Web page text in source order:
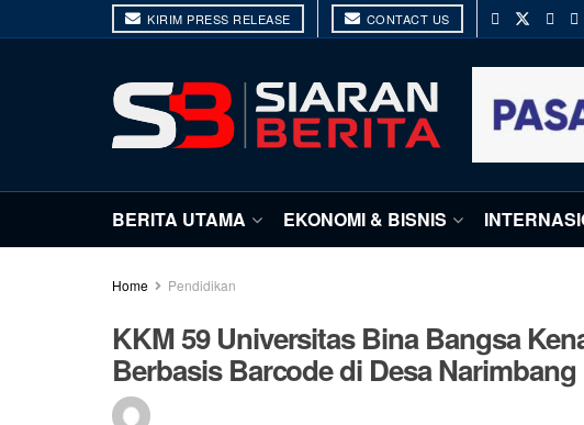
KIRIM PRESS RELEASE CONTACT US
BERITA UTAMA EKONOMI & BISNIS
Home Pendidikan
KKM 59 Universitas Bina Bangsa
Berbasis Barcode di Desa